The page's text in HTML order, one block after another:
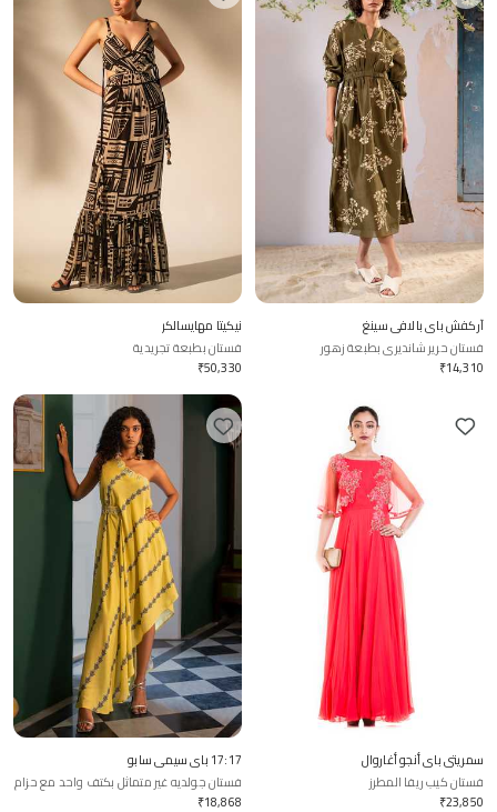
آركفش باي بالافي سينغ
فستان حرير شانديري بطبعة زهور
₹14,310
نيكيتا مهايسالكر
فستان بطبعة تجريدية
₹50,330
سمريتي باي أنجو أغاروال
فستان كيب ريفا المطرز
₹23,850
17:17 باي سيمي سابو
فستان جولديه غير متماثل بكتف واحد مع حزام
₹18,868